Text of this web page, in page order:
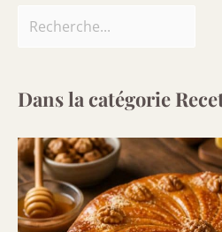
Dans la catégorie